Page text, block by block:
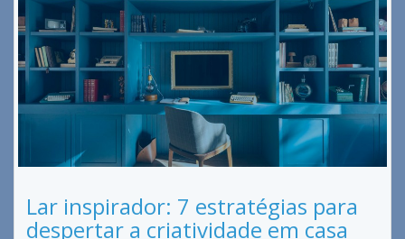
Lar inspirador: 7 estratégias para
despertar a criatividade em casa